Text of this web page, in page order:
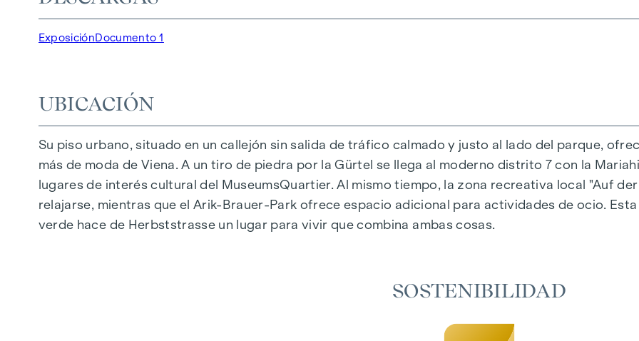
Pisos de 1 a 4 habitaciones
Grandes alturas
Sistema fotovoltaico en el tejado
Sala común
LLEGAR A CASA
En Herbststrasse le espera una experiencia vital única que combina diseño y comodidad de
caracteriza por materiales cuidadosamente seleccionados que irradian una elegancia atemporal,
ExposiciónDocumento 1
UBICACIÓN
Su piso urbano, situado en un callejón sin salida de tráfico calmado y justo al lado del parque,
más de moda de Viena. A un tiro de piedra por la Gürtel se llega al moderno distrito 7 con la
lugares de interés cultural del MuseumsQuartier. Al mismo tiempo, la zona recreativa local "Auf
relajarse, mientras que el Arik-Brauer-Park ofrece espacio adicional para actividades de ocio.
verde hace de Herbststrasse un lugar para vivir que combina ambas cosas.
SOSTENIBILIDAD